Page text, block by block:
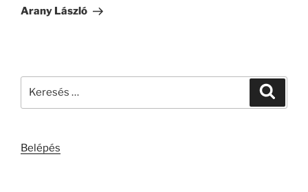
bejegyzés
Arany László
Belépés